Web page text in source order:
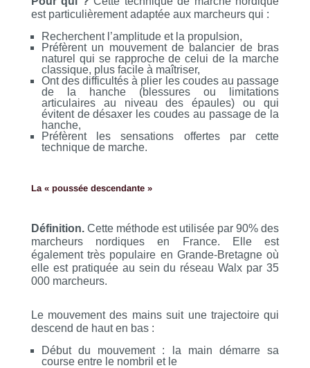
est particulièrement adaptée aux marcheurs qui :
Recherchent l’amplitude et la propulsion,
Préfèrent un mouvement de balancier de bras
naturel qui se rapproche de celui de la marche
classique, plus facile à maîtriser,
Ont des difficultés à plier les coudes au passage
de la hanche (blessures ou limitations
articulaires au niveau des épaules) ou qui
évitent de désaxer les coudes au passage de la
hanche,
Préfèrent les sensations offertes par cette
technique de marche.
La « poussée descendante »
Définition.Cette méthode est utilisée par 90% des
marcheurs nordiques en France. Elle est
également très populaire en Grande-Bretagne où
elle est pratiquée au sein du réseau Walx par 35
000 marcheurs.
Le mouvement des mains suit une trajectoire qui
descend de haut en bas :
Début du mouvement : la main démarre sa
course entre le nombril et le